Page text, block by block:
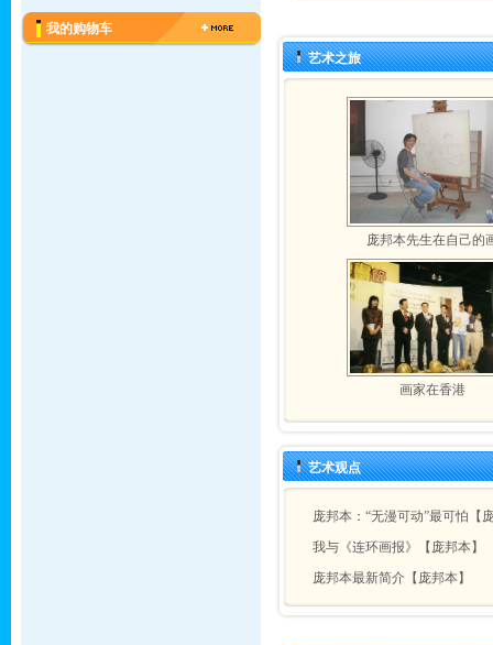
我的购物车
艺术之旅
庞邦本先生在自己的
画家在香港
艺术观点
庞邦本：“无漫可动”最可怕【
我与《连环画报》【庞邦本】
庞邦本最新简介【庞邦本】